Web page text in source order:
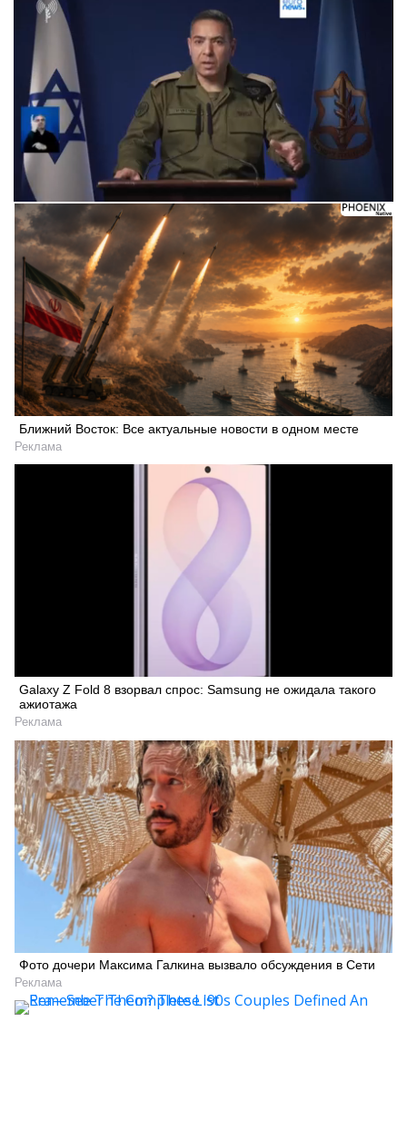
Ближний Восток: Все актуальные новости в одном месте
Реклама
Galaxy Z Fold 8 взорвал спрос: Samsung не ожидала такого
ажиотажа
Реклама
Фото дочери Максима Галкина вызвало обсуждения в Сети
Реклама